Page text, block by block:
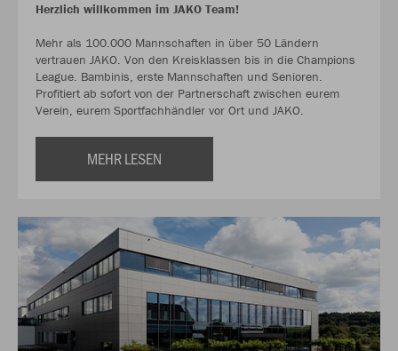
Herzlich willkommen im JAKO Team!
Mehr als 100.000 Mannschaften in über 50 Ländern
vertrauen JAKO. Von den Kreisklassen bis in die Champions
League. Bambinis, erste Mannschaften und Senioren.
Profitiert ab sofort von der Partnerschaft zwischen eurem
Verein, eurem Sportfachhändler vor Ort und JAKO.
MEHR LESEN